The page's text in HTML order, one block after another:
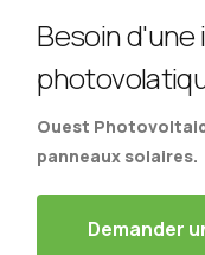
Besoin
Ouest
panneaux solaires.
Demander